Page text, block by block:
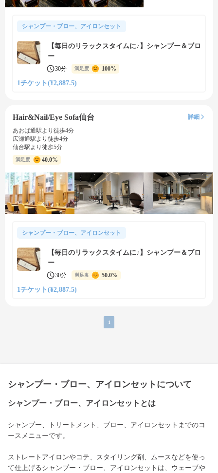
シャンプー・ブロー、アイロンセット
【毎日のリラックスタイムに♪】シャンプー＆ブロ
ー
30分 満足度 100%
1チケット(¥2,887.5)
Hair&Nail/Eye Sofa仙台
詳細
あおば通駅より徒歩4分
広瀬通駅より徒歩4分
仙台駅より徒歩5分
満足度 40.0%
シャンプー・ブロー、アイロンセット
【毎日のリラックスタイムに♪】シャンプー＆ブロ
ー
30分 満足度 50.0%
1チケット(¥2,887.5)
1
シャンプー・ブロー、アイロンセットについて
シャンプー・ブロー、アイロンセットとは
シャンプー、トリートメント、ブロー、アイロンセットまでのコ
ースメニューです。
ストレートアイロンやコテ、スタイリング剤、ムースなどを使っ
て仕上げるシャンプー・ブロー、アイロンセットは、ウェーブや